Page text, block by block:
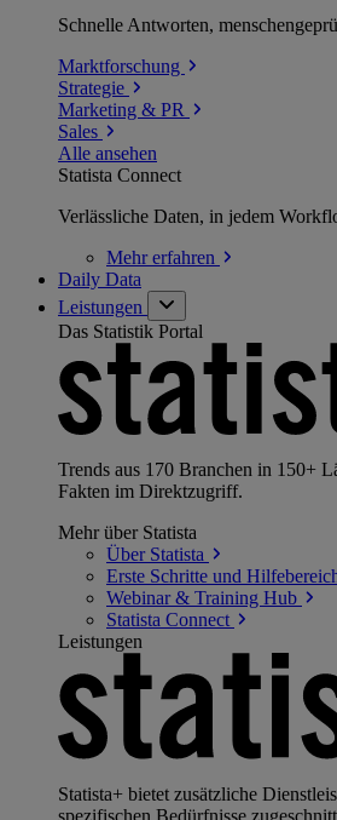
Schnelle Antworten,
Marktforschung
Strategie
Marketing & PR
Sales
Alle ansehen
Statista Connect
Verlässliche Daten, in jedem
Mehrerfahren
Daily Data
Leistungen
Das Statistik Portal
Trends aus 170 Branchen in 150+
Fakten im Direktzugriff.
Mehr über Statista
Über Statista
Erste Schritte und
Webinar & Training Hub
Statista Connect
Leistungen
Statista+ bietet zusätzliche
spezifischen Bedürfnisse